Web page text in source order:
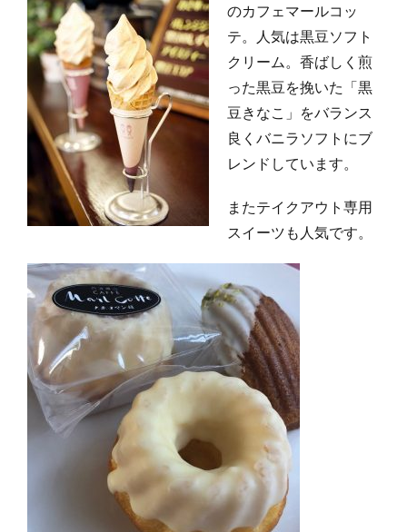
のカフェマールコッ
テ。人気は黒豆ソフト
クリーム。香ばしく煎
った黒豆を挽いた「黒
豆きなこ」をバランス
良くバニラソフトにブ
レンドしています。
またテイクアウト専用
スイーツも人気です。